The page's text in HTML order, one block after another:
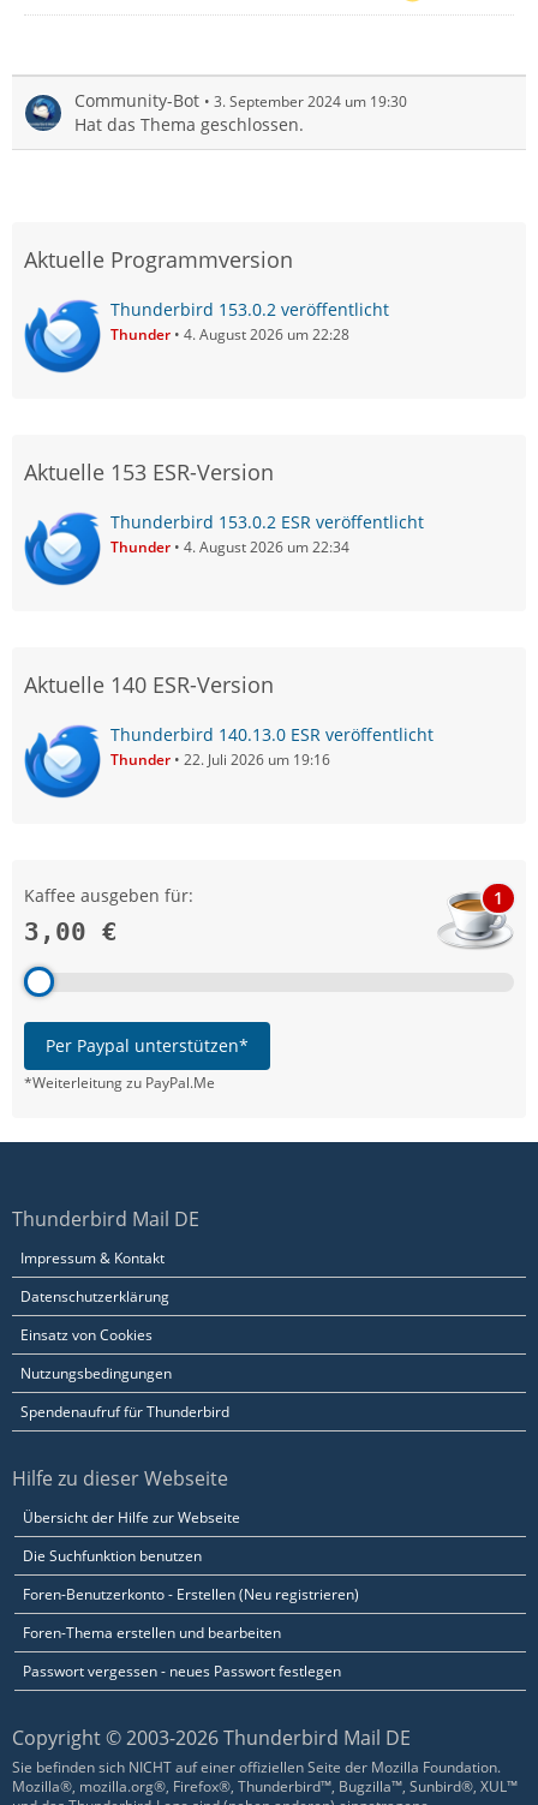
Community-Bot 3. September 2024 um 19:30
Hat das Thema geschlossen.
Aktuelle Programmversion
Thunderbird 153.0.2 veröffentlicht
Thunder 4. August 2026 um 22:28
Aktuelle 153 ESR-Version
Thunderbird 153.0.2 ESR veröffentlicht
Thunder 4. August 2026 um 22:34
Aktuelle 140 ESR-Version
Thunderbird 140.13.0 ESR veröffentlicht
Thunder 22. Juli 2026 um 19:16
Kaffee ausgeben für:
3,00 €
1
Per Paypal unterstützen*
*Weiterleitung zu PayPal.Me
Thunderbird Mail DE
Impressum & Kontakt
Datenschutzerklärung
Einsatz von Cookies
Nutzungsbedingungen
Spendenaufruf für Thunderbird
Hilfe zu dieser Webseite
Übersicht der Hilfe zur Webseite
Die Suchfunktion benutzen
Foren-Benutzerkonto - Erstellen (Neu registrieren)
Foren-Thema erstellen und bearbeiten
Passwort vergessen - neues Passwort festlegen
Copyright © 2003-2026 Thunderbird Mail DE
Sie befinden sich NICHT auf einer offiziellen Seite der Mozilla Foundation.
Mozilla®, mozilla.org®, Firefox®, Thunderbird™, Bugzilla™, Sunbird®, XUL™